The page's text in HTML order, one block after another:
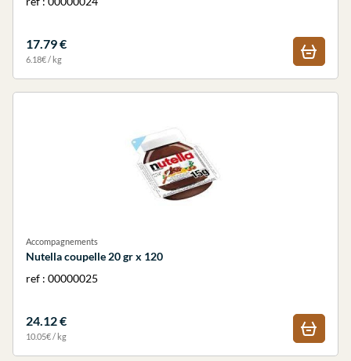
17.79 €
6.18€ / kg
Accompagnements
Nutella coupelle 20 gr x 120
ref : 00000025
24.12 €
10.05€ / kg